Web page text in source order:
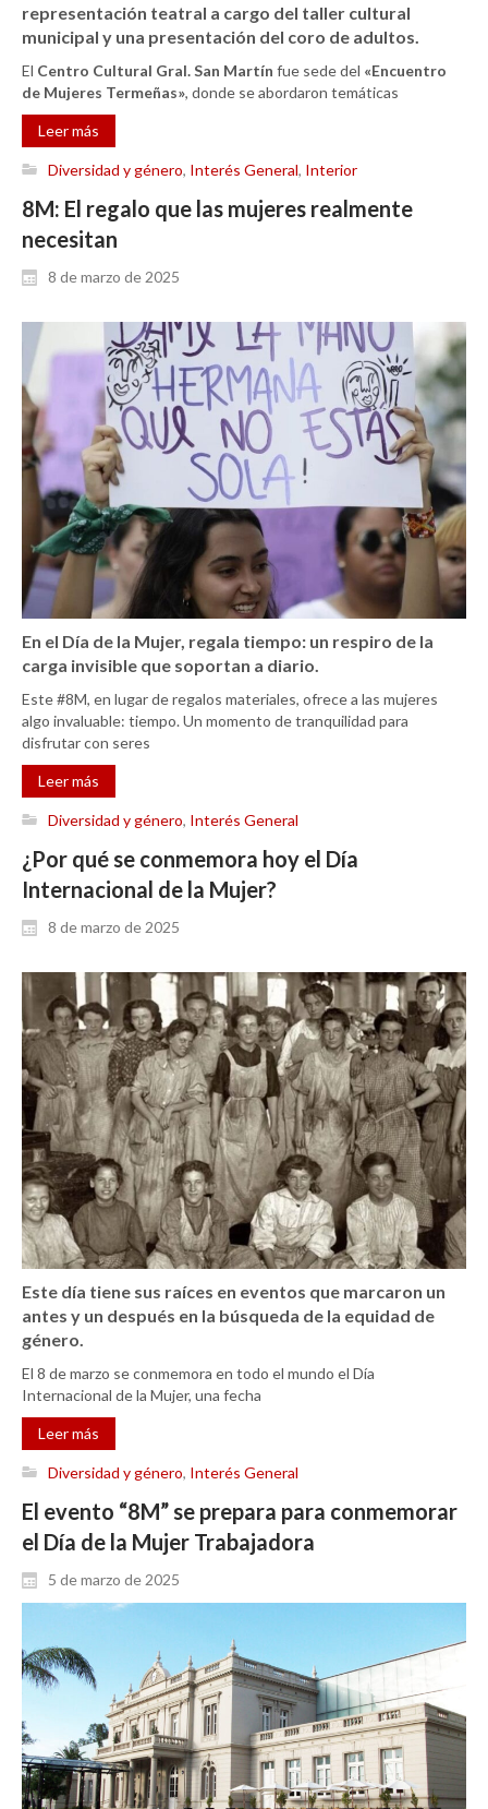
representación teatral a cargo del taller cultural
municipal y una presentación del coro de adultos.
El Centro Cultural Gral. San Martín fue sede del «Encuentro
de Mujeres Termeñas», donde se abordaron temáticas
Leer más
Diversidad y género, Interés General, Interior
8M: El regalo que las mujeres realmente
necesitan
8 de marzo de 2025
En el Día de la Mujer, regala tiempo: un respiro de la
carga invisible que soportan a diario.
Este #8M, en lugar de regalos materiales, ofrece a las mujeres
algo invaluable: tiempo. Un momento de tranquilidad para
disfrutar con seres
Leer más
Diversidad y género, Interés General
¿Por qué se conmemora hoy el Día
Internacional de la Mujer?
8 de marzo de 2025
Este día tiene sus raíces en eventos que marcaron un
antes y un después en la búsqueda de la equidad de
género.
El 8 de marzo se conmemora en todo el mundo el Día
Internacional de la Mujer, una fecha
Leer más
Diversidad y género, Interés General
El evento “8M” se prepara para conmemorar
el Día de la Mujer Trabajadora
5 de marzo de 2025